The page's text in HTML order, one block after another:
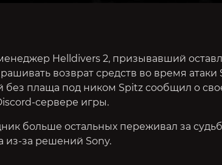
Helldivers 2, призывавший
возврат средств во время атаки
без плаща под ником Spitz сообщил о
сервере игры.
больше остальных переживал за
из-за решений Sony.